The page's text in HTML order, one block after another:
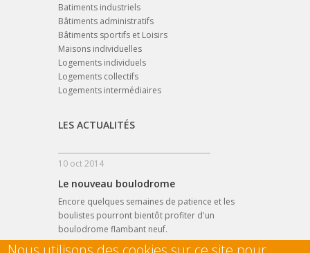
Batiments industriels
Bâtiments administratifs
Bâtiments sportifs et Loisirs
Maisons individuelles
Logements individuels
Logements collectifs
Logements intermédiaires
LES ACTUALITÉS
10 oct 2014
Le nouveau boulodrome
Encore quelques semaines de patience et les
boulistes pourront bientôt profiter d'un
boulodrome flambant neuf.